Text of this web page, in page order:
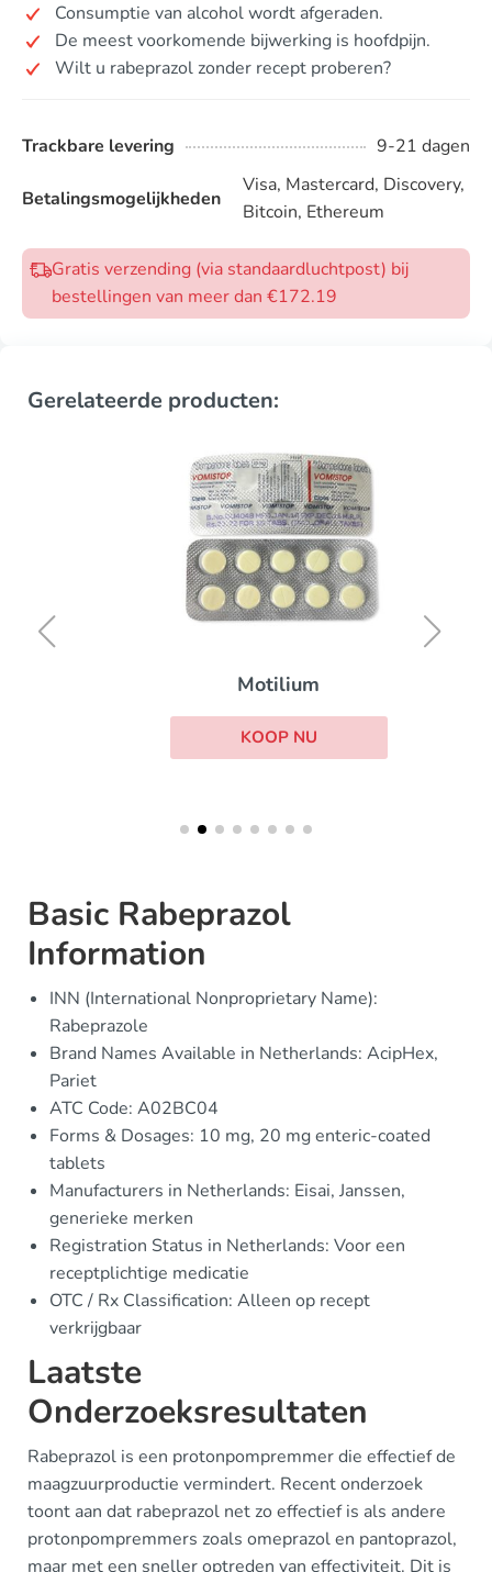
Consumptie van alcohol wordt afgeraden.
De meest voorkomende bijwerking is hoofdpijn.
Wilt u rabeprazol zonder recept proberen?
Trackbare levering 9-21 dagen
Betalingsmogelijkheden
Visa, Mastercard, Discovery,
Bitcoin, Ethereum
Gratis verzending (via standaardluchtpost) bij
bestellingen van meer dan €172.19
Gerelateerde producten:
Motilium
KOOP NU
Basic Rabeprazol
Information
INN (International Nonproprietary Name):
Rabeprazole
Brand Names Available in Netherlands: AcipHex,
Pariet
ATC Code: A02BC04
Forms & Dosages: 10 mg, 20 mg enteric-coated
tablets
Manufacturers in Netherlands: Eisai, Janssen,
generieke merken
Registration Status in Netherlands: Voor een
receptplichtige medicatie
OTC / Rx Classification: Alleen op recept
verkrijgbaar
Laatste
Onderzoeksresultaten
Rabeprazol is een protonpompremmer die effectief de
maagzuurproductie vermindert. Recent onderzoek
toont aan dat rabeprazol net zo effectief is als andere
protonpompremmers zoals omeprazol en pantoprazol,
maar met een sneller optreden van effectiviteit. Dit is